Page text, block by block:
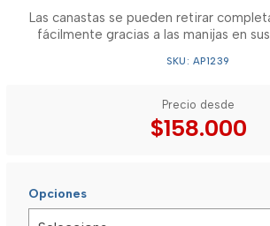
Las canastas se pueden retirar
fácilmente gracias a las manijas en
SKU: AP1239
Precio desde
$158.000
Opciones